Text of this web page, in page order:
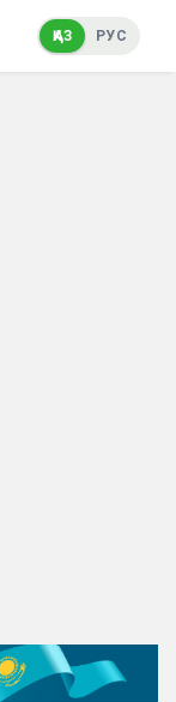
ҚАЗ РУС